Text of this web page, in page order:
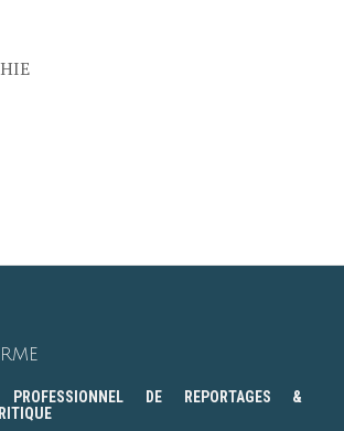
PROFESSIONNEL DE REPORTAGES &